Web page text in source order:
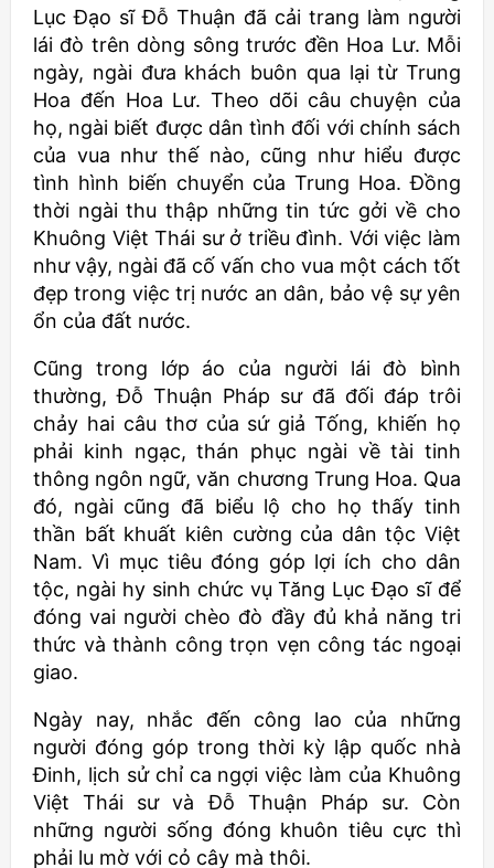
Lục Đạo sĩ Đỗ Thuận đã cải trang làm người
lái đò trên dòng sông trước đền Hoa Lư. Mỗi
ngày, ngài đưa khách buôn qua lại từ Trung
Hoa đến Hoa Lư. Theo dõi câu chuyện của
họ, ngài biết được dân tình đối với chính sách
của vua như thế nào, cũng như hiểu được
tình hình biến chuyển của Trung Hoa. Đồng
thời ngài thu thập những tin tức gởi về cho
Khuông Việt Thái sư ở triều đình. Với việc làm
như vậy, ngài đã cố vấn cho vua một cách tốt
đẹp trong việc trị nước an dân, bảo vệ sự yên
ổn của đất nước.
Cũng trong lớp áo của người lái đò bình
thường, Đỗ Thuận Pháp sư đã đối đáp trôi
chảy hai câu thơ của sứ giả Tống, khiến họ
phải kinh ngạc, thán phục ngài về tài tinh
thông ngôn ngữ, văn chương Trung Hoa. Qua
đó, ngài cũng đã biểu lộ cho họ thấy tinh
thần bất khuất kiên cường của dân tộc Việt
Nam. Vì mục tiêu đóng góp lợi ích cho dân
tộc, ngài hy sinh chức vụ Tăng Lục Đạo sĩ để
đóng vai người chèo đò đầy đủ khả năng tri
thức và thành công trọn vẹn công tác ngoại
giao.
Ngày nay, nhắc đến công lao của những
người đóng góp trong thời kỳ lập quốc nhà
Đinh, lịch sử chỉ ca ngợi việc làm của Khuông
Việt Thái sư và Đỗ Thuận Pháp sư. Còn
những người sống đóng khuôn tiêu cực thì
phải lu mờ với cỏ cây mà thôi.